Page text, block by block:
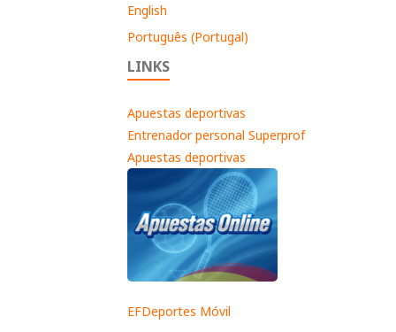
English
Português (Portugal)
LINKS
Apuestas deportivas
Entrenador personal Superprof
Apuestas deportivas
EFDeportes Móvil